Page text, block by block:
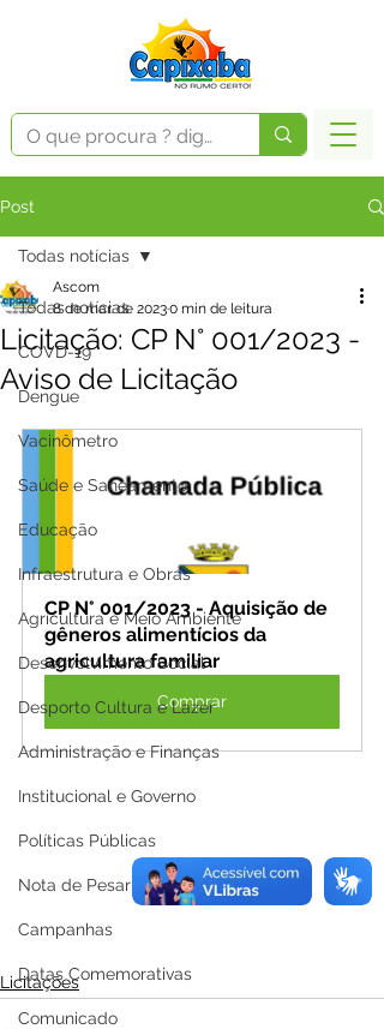
Post
Todas notícias
COVD-19
Dengue
Vacinômetro
Saúde e Saneamento
Educação
Infraestrutura e Obras
Agricultura e Meio Ambiente
Desenvolvimento Social
Desporto Cultura e Lazer
Administração e Finanças
Institucional e Governo
Políticas Públicas
Nota de Pesar
Campanhas
Datas Comemorativas
Comunicado
Todas notícias
Licitação: CP N° 001/2023 -
Aviso de Licitação
Ascom
8 de mar. de 20230 min de leitura
CP N° 001/2023 - Aquisição de
gêneros alimentícios da
agricultura familiar
Comprar
Licitações